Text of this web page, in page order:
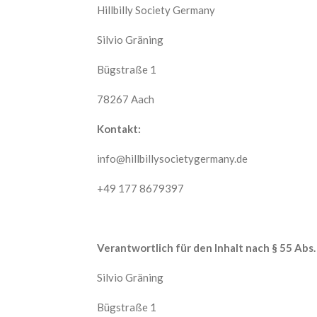
Hillbilly Society Germany
Silvio Gräning
Bügstraße 1
78267 Aach
Kontakt:
info@hillbillysocietygermany.de
+49 177 8679397
Verantwortlich für den Inhalt nach § 55 Abs.
Silvio Gräning
Bügstraße 1